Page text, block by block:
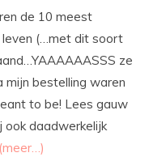
de 10 meest
leven (…met dit soort
ze
mijn bestelling waren
to be! Lees gauw
daadwerkelijk
(meer…)